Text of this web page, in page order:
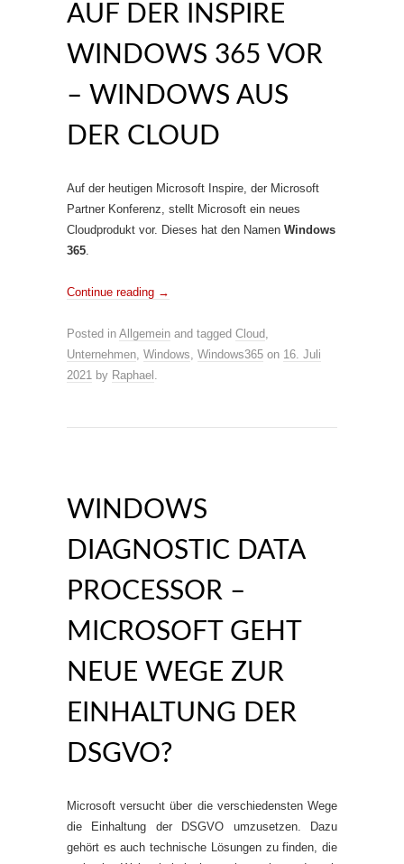
AUF DER INSPIRE
WINDOWS 365 VOR
– WINDOWS AUS
DER CLOUD
Auf der heutigen Microsoft Inspire, der Microsoft
Partner Konferenz, stellt Microsoft ein neues
Cloudprodukt vor. Dieses hat den Namen Windows
365.
Continue reading →
Posted in Allgemein and tagged Cloud,
Unternehmen, Windows, Windows365 on 16. Juli
2021 by Raphael .
WINDOWS
DIAGNOSTIC DATA
PROCESSOR –
MICROSOFT GEHT
NEUE WEGE ZUR
EINHALTUNG DER
DSGVO?
Microsoft versucht über die verschiedensten Wege
die Einhaltung der DSGVO umzusetzen. Dazu
gehört es auch technische Lösungen zu finden, die